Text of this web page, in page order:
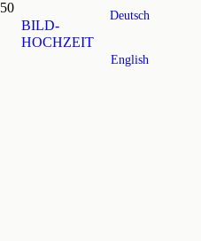
BILD-
HOCHZEIT
Deutsch
English